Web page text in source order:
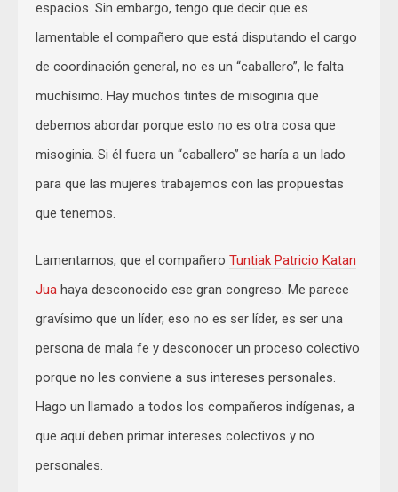
espacios. Sin embargo, tengo que decir que es
lamentable el compañero que está disputando el cargo
de coordinación general, no es un “caballero”, le falta
muchísimo. Hay muchos tintes de misoginia que
debemos abordar porque esto no es otra cosa que
misoginia. Si él fuera un “caballero” se haría a un lado
para que las mujeres trabajemos con las propuestas
que tenemos.
Lamentamos, que el compañero Tuntiak Patricio Katan
Jua haya desconocido ese gran congreso. Me parece
gravísimo que un líder, eso no es ser líder, es ser una
persona de mala fe y desconocer un proceso colectivo
porque no les conviene a sus intereses personales.
Hago un llamado a todos los compañeros indígenas, a
que aquí deben primar intereses colectivos y no
personales.